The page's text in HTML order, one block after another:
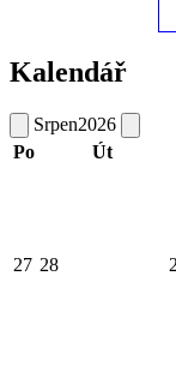
Kalendář
Srpen2026
Po
Út
27 28